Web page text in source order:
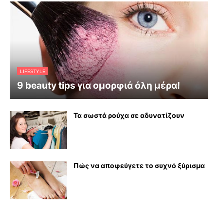
LIFESTYLE
9 beauty tips για ομορφιά όλη μέρα!
Τα σωστά ρούχα σε αδυνατίζουν
Πώς να αποφεύγετε το συχνό ξύρισμα